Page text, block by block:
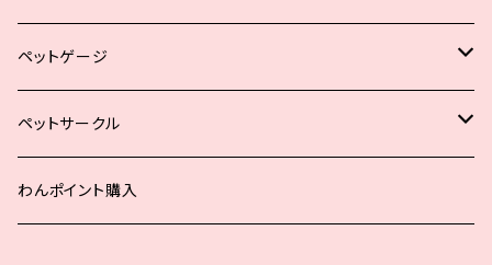
生後12ヶ月からの成犬向け
生後12ヶ月からの中大型犬の成犬向け
シニア犬、肥満犬、去勢避妊後
ペットゲージ
小型犬用
中型犬用
ペットサークル
小型犬用
わんポイント購入